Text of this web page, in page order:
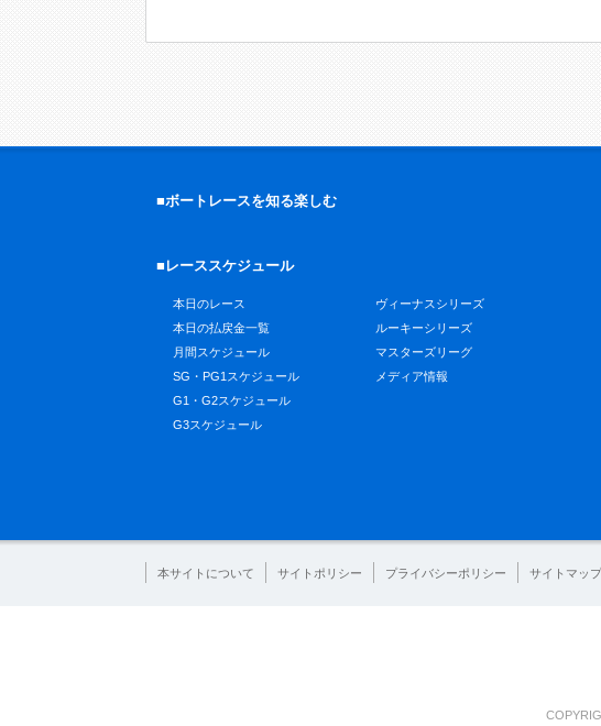
■ボートレースを知る楽しむ
■レーススケジュール
本日のレース
本日の払戻金一覧
月間スケジュール
SG・PG1スケジュール
G1・G2スケジュール
G3スケジュール
ヴィーナスシリーズ
ルーキーシリーズ
マスターズリーグ
メディア情報
本サイトについて サイトポリシー プライバシーポリシー サイトマップ